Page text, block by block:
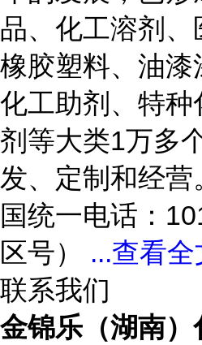
品、化工溶剂、
橡胶塑料、油漆
化工助剂、特种
剂等大类1万多
发、定制和经
国统一电话：
区号） ...查看全
联系我们
金锦乐（湖南）